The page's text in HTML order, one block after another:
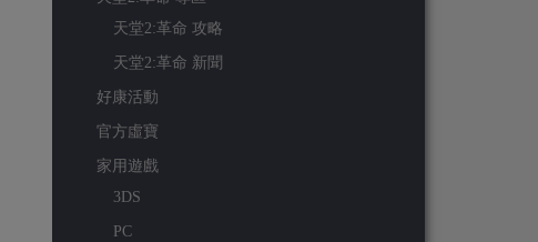
天堂2:革命 攻略
天堂2:革命 新聞
好康活動
官方虛寶
家用遊戲
3DS
PC